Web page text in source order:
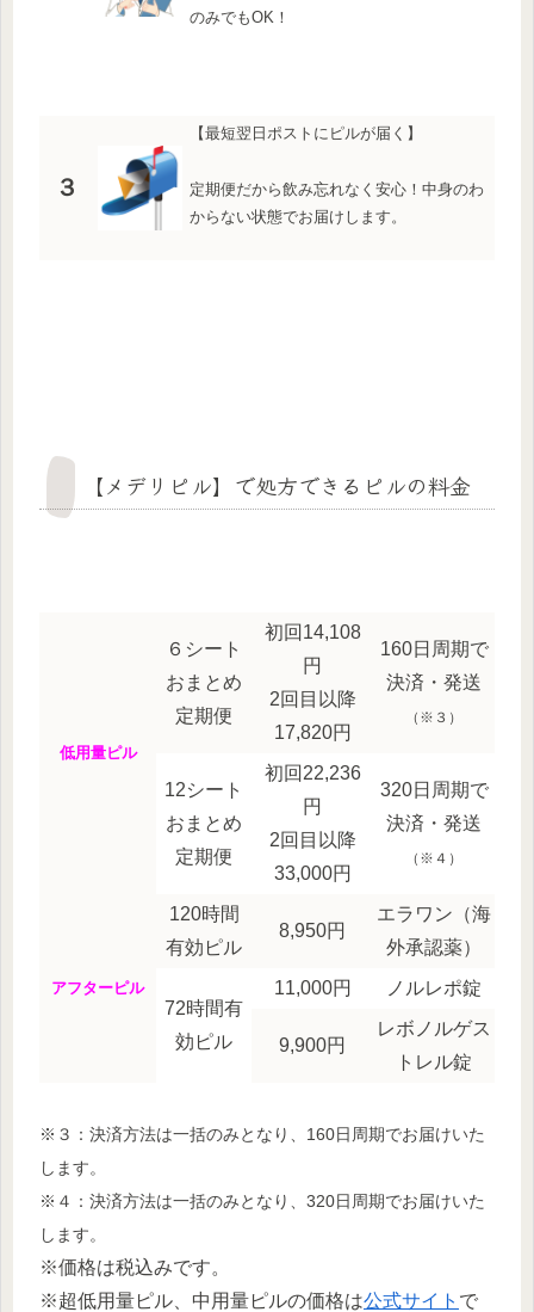
のみでもOK！
３
【最短翌日ポストにピルが届く】
定期便だから飲み忘れなく安心！中身のわ
からない状態でお届けします。
【メデリピル】で処方できるピルの料金
低用量ピル
６シート
おまとめ
定期便
初回14,108
円
2回目以降
17,820円
160日周期で
決済・発送
（※３）
12シート
おまとめ
定期便
初回22,236
円
2回目以降
33,000円
320日周期で
決済・発送
（※４）
アフターピル
120時間
有効ピル
8,950円
エラワン（海
外承認薬）
72時間有
効ピル
11,000円 ノルレポ錠
9,900円
レボノルゲス
トレル錠
※３：決済方法は一括のみとなり、160日周期でお届けいた
します。
※４：決済方法は一括のみとなり、320日周期でお届けいた
します。
※価格は税込みです。
※超低用量ピル、中用量ピルの価格は公式サイト で